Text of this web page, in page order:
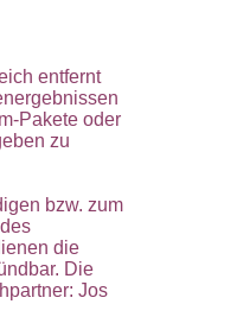
entfernt
Pakete oder
zu
bzw. zum
die
Die
Jos